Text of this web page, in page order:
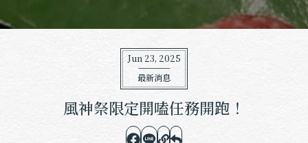
Jun 23, 2025
最新消息
風神祭限定開嗑任務開跑！